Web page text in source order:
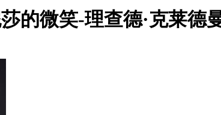
的微笑-理查德·克莱德